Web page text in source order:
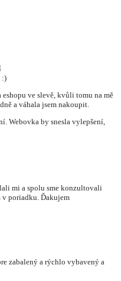
:)
ve slevě, kvůli tomu na mě
a váhala jsem nakoupit.
Webovka by snesla vylepšení,
mi a spolu sme konzultovali
v poriadku. Ďakujem
zabalený a rýchlo vybavený a